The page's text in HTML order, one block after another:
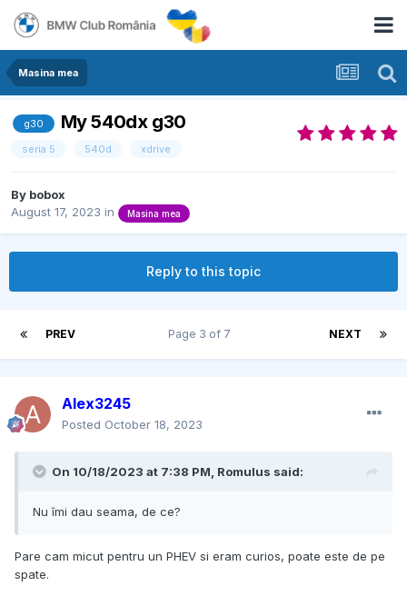
Masina mea
g30 My 540dx g30
seria 5 540d xdrive
By bobox
August 17, 2023 in Masina mea
Reply to this topic
PREV NEXT
Page 3 of 7
Alex3245
Posted October 18, 2023
On 10/18/2023 at 7:38 PM, Romulus said:
Nu îmi dau seama, de ce?
Pare cam micut pentru un PHEV si eram curios, poate este de pe
spate.